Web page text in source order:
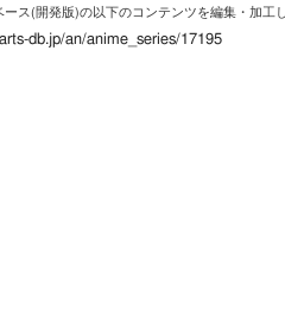
ース(開発版)の以下のコンテンツを編集・加工
db.jp/an/anime_series/17195